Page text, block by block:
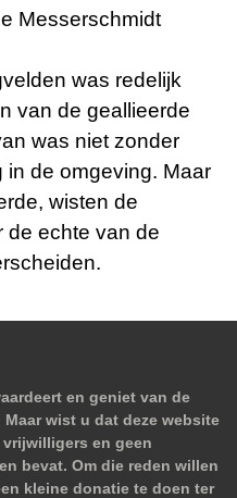
Messerschmidt
was redelijk
van de geallieerde
was niet zonder
de omgeving. Maar
wisten de
de echte van de
en geniet van de
wist u dat deze website
en geen
bevat. Om die reden willen
kleine donatie te doen ter